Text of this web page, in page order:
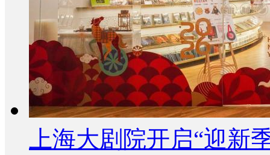
上海大剧院开启“迎新